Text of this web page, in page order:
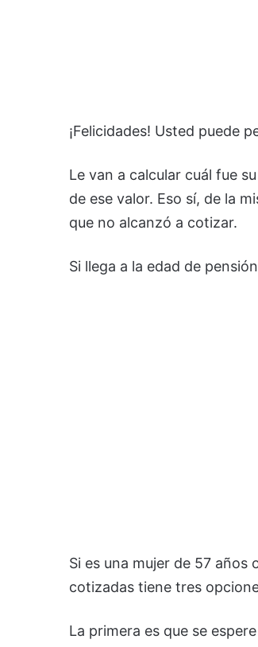
¡Felicidades! Usted puede
Le van a calcular cuál fue
de ese valor. Eso sí, de la
que no alcanzó a cotizar.
Si llega a la edad de
Si es una mujer de 57 años
cotizadas tiene tres
La primera es que se